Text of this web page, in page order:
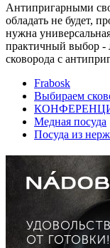
Антипригарными
обладать не будет,
нужна
практичный выбор -
сковорода с
Frabosk
Выбираем
Медная посуда
Посуда из